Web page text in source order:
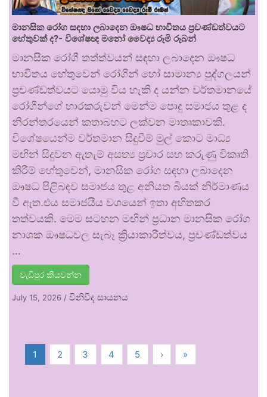
මානසික රෝග සඳහා ලබාදෙන ඖෂධ භාවිතය ප්‍රචණ්ඩත්වයට
හේතුවක් ද?- විශේෂඥ මනෝ වෛද්‍ය රූමි රූබන්
මානසික රෝගී තත්ත්වයන් සඳහා ලබාදෙන ඖෂධ
භාවිතය හේතුවෙන් රෝගීන් හෝ සාමාන්‍ය පුද්ගලයන්
ප්‍රචණ්ඩත්වයට යොමු විය හැකි ද යන්න වර්තමානයේ
රෝගීන්ගේ භාරකරුවන් මෙන්ම පොදු සමාජය තුළ ද
නිරන්තරයෙන් කතාබහට ලක්වන මාතෘකාවකි.
විශේෂයෙන්ම වර්තමාන සිදුවීම් මුල් කොට මාධ්‍ය
මඟින් සිදුවන ඇතැම් අසත්‍ය ප්‍රචාර සහ කරුණු විකෘති
කිරීම් හේතුවෙන්, මානසික රෝග සඳහා ලබාදෙන
ඖෂධ පිළිබඳව සමාජය තුළ අනියත බියක් නිර්මාණය
වී ඇත.එය සමාජයීය වශයෙන් ඉතා අහිතකර
තත්වයකි. මෙම සටහන මඟින් ප්‍රධාන මානසික රෝග
නාශක ඖෂධවල සැබෑ ක්‍රියාකාරීත්වය, ප්‍රචණ්ඩත්වය
…
වැඩිපුර කියවන්න
July 15, 2026 / විනිවිද සායනය
1 2 3 4 5 › »